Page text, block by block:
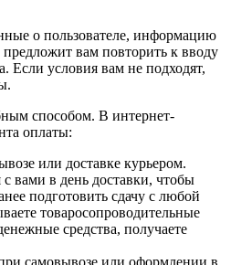
о пользователе, информацию
вам повторить к вводу
Если условия вам не подходят,
способом. В интернет-
оплаты:
или доставке курьером.
вами в день доставки, чтобы
подготовить сдачу с любой
товаросопроводительные
средства, получаете
самовывозе или оформлении в